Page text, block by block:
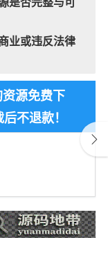
业或违反法律
源免费下
不退款！